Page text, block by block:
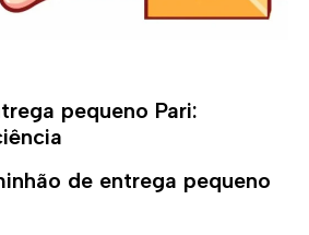
pequeno Pari:
de entrega pequeno